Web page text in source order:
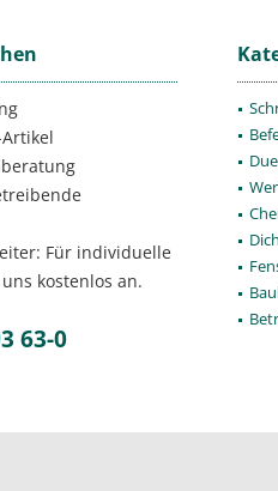
Für individuelle
kostenlos an.
63-0